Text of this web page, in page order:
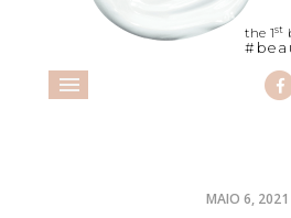
the 1st
MAIO 6, 2021